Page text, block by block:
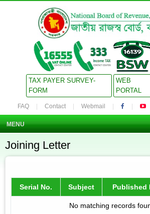
TAX PAYER SURVEY-
FORM
WEB
PORTAL
FAQ Contact Webmail
MENU
Joining Letter
Serial No. Subject Published
No matching records